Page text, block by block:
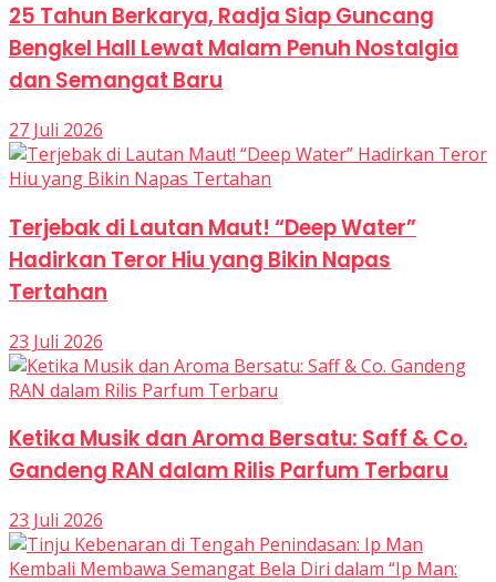
25 Tahun Berkarya, Radja Siap Guncang
Bengkel Hall Lewat Malam Penuh Nostalgia
dan Semangat Baru
27 Juli 2026
Terjebak di Lautan Maut! “Deep Water”
Hadirkan Teror Hiu yang Bikin Napas
Tertahan
23 Juli 2026
Ketika Musik dan Aroma Bersatu: Saff & Co.
Gandeng RAN dalam Rilis Parfum Terbaru
23 Juli 2026